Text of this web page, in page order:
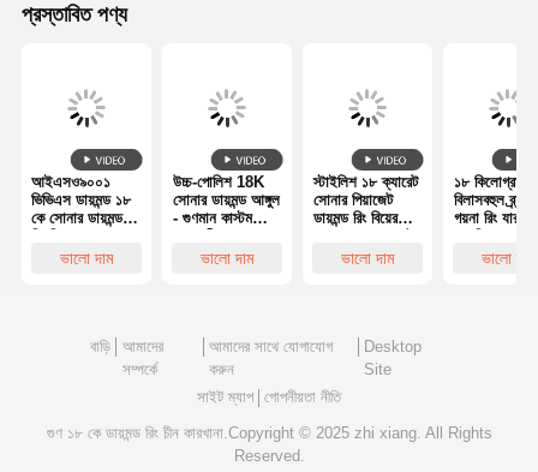
প্রস্তাবিত পণ্য
আইএসও৯০০১
ভিভিএস ডায়মন্ড ১৮
কে সোনার ডায়মন্ড
ভালো দাম
উচ্চ-পোলিশ 18K
সোনার ডায়মন্ড আঙ্গুল
- গুণমান কাস্টম
ভালো দাম
স্টাইলিশ ১৮ ক্যারেট
সোনার পিয়াজেট
ডায়মন্ড রিং বিয়ের
ভালো দাম
১৮ কিলোগ্রাম
বিলাসবহুল
গয়না রিং যার
স্বর্ণের দুটি লুপ
ভালো দাম
বাড়ি
আমাদের
সম্পর্কে
আমাদের সাথে যোগাযোগ
করুন
Desktop
Site
সাইট ম্যাপ
গোপনীয়তা নীতি
গুণ ১৮ কে ডায়মন্ড রিংচীন কারখানা.Copyright © 2025 zhi xiang. All Rights
Reserved.